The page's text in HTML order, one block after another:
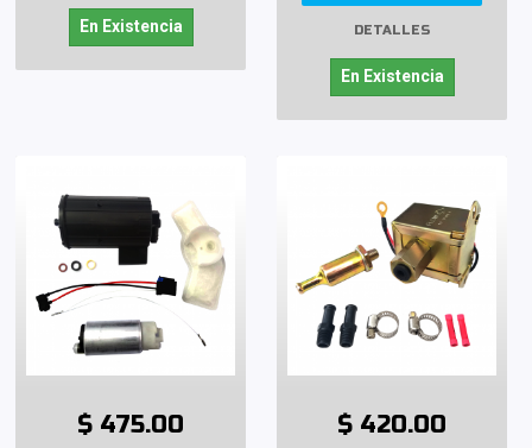
En Existencia DETALLES
En Existencia
$ 475.00 $ 420.00